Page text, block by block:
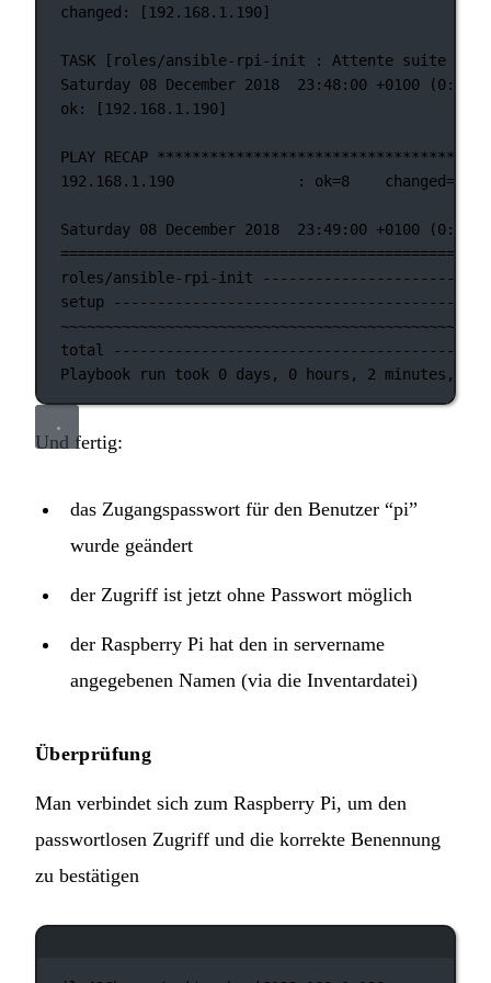
changed: [192.168.1.190]
TASK [roles/ansible-rpi-init : Attente suite
Saturday 08 December 2018  23:48:00 +0100
ok: [192.168.1.190]
PLAY RECAP
192.168.1.190              : ok=8    changed=6
Saturday 08 December 2018  23:49:00 +0100
roles/ansible-rpi-init
setup
total
Playbook run took 0 days, 0 hours, 2 minutes, 42
Und fertig:
das Zugangspasswort für den Benutzer “pi”
wurde geändert
der Zugriff ist jetzt ohne Passwort möglich
der Raspberry Pi hat den in servername
angegebenen Namen (via die Inventardatei)
Überprüfung
Man verbindet sich zum Raspberry Pi, um den
passwortlosen Zugriff und die korrekte Benennung
zu bestätigen